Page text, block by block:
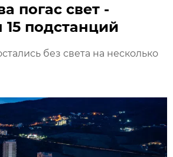
погас свет -
подстанций
без света на несколько